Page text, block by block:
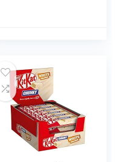
witte en zachte
chocolade